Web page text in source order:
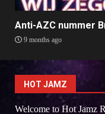
Anti-AZC nummer
9 months ago
HOT JAMZ
Welcome to Hot Jamz